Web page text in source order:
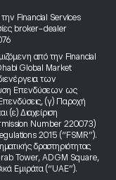
Financial Services
broker-dealer
από την Financial
Global Market
των
Επενδύσεων ως
(γ) Παροχή
(ε) Διαχείριση
Number 220073)
2015 (“FSMR”).
δραστηριότητας
Tower, ADGM Square,
Εμιράτα (“UAE”).